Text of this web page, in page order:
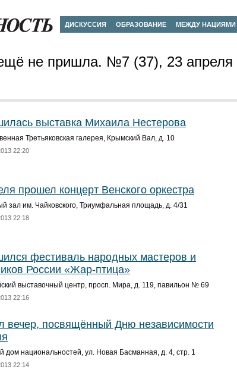
ДИСКУССИЯ ОБРАЗОВАНИЕ МЕЖДУ НАЦИЯМИ
не пришла. №7 (37), 23 апреля
выставка Михаила Нестерова
Третьяковская галерея, Крымский Вал, д. 10
22:20
прошел концерт Венского оркестра
зал им. Чайковского, Триумфальная площадь, д. 4/31
22:18
фестиваль народных мастеров и
России «Жар-птица»
выставочный центр, просп. Мира, д. 119, павильон № 69
22:16
вечер, посвящённый Дню независимости
дом национальностей, ул. Новая Басманная, д. 4, стр. 1
22:14